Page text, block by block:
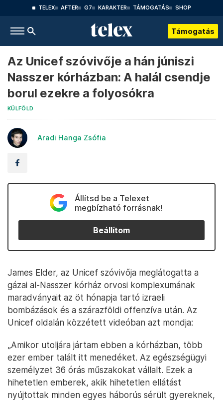
TELEX AFTER G7 KARAKTER TÁMOGATÁS SHOP
Támogatás
Az Unicef szóvivője a hán júniszi
Nasszer kórházban: A halál csendje
borul ezekre a folyosókra
KÜLFÖLD
Aradi Hanga Zsófia
Állítsd be a Telexet
megbízható forrásnak!
Beállítom
James Elder, az Unicef szóvivőja meglátogatta a
gázai al-Nasszer kórház orvosi komplexumának
maradványait az öt hónapja tartó izraeli
bombázások és a szárazföldi offenzíva után. Az
Unicef oldalán közzétett videóban azt mondja:
„Amikor utoljára jártam ebben a kórházban, több
ezer ember talált itt menedéket. Az egészségügyi
személyzet 36 órás műszakokat vállalt. Ezek a
hihetetlen emberek, akik hihetetlen ellátást
nyújtottak minden egyes háborús sérült gyereknek,